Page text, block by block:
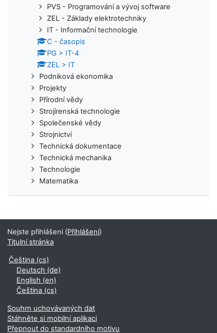
PVS - Programování a vývoj software
ZEL - Základy elektrotechniky
IT - Informační technologie
C - časopis
PG > IT-4
ZEL > IT
Podniková ekonomika
Projekty
Přírodní vědy
Strojírenská technologie
Společenské vědy
Strojnictví
Technická dokumentace
Technická mechanika
Technologie
Matematika
Nejste přihlášeni (Přihlášení)
Titulní stránka
Čeština ‎(cs)‎
Deutsch ‎(de)‎
English ‎(en)‎
Čeština ‎(cs)‎
Souhrn uchovávaných dat
Stáhněte si mobilní aplikaci
Přepnout do standardního motivu